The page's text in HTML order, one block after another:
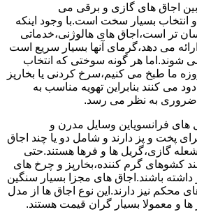
اجاق های گازی و برقی می
انتخاب بسیار سخت است.با وجود اینکه
تر است،اجاق های هالوژنی،خدماتی
می دهد،گرمای آنها بسیار سریع است
شوند.اما هر گونه سوختی که انتخاب
ما طبخ می کنیم،سرخ کردنی یا بخارپز
می کنند بنابراین تهویه مناسب به
ضروری به نظر می رسد.
های فرانسویاین وسایل مدرن و
پخت و پز دارند و شامل دو یا چند اجاق
گازی،گریل ها و فرها هستند.حتی
کشوهای گرم کننده،بخارپز و چرخ های
داشته باشند.اجاق های مجزا بسیار سنگین
محکم نیز دارند.این نوع اجاق ها از مدل
و معمولا بسیار گران قیمت هستند.